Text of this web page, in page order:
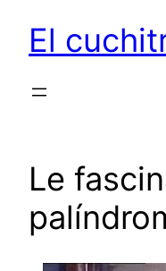
El
Le